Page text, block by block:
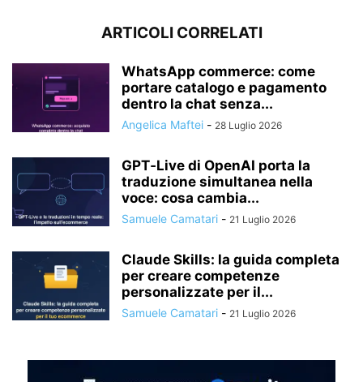
ARTICOLI CORRELATI
WhatsApp commerce: come
portare catalogo e pagamento
dentro la chat senza...
Angelica Maftei - 28 Luglio 2026
GPT‑Live di OpenAI porta la
traduzione simultanea nella
voce: cosa cambia...
Samuele Camatari - 21 Luglio 2026
Claude Skills: la guida completa
per creare competenze
personalizzate per il...
Samuele Camatari - 21 Luglio 2026